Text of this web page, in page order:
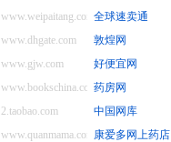
www.weipaitang.com全球速卖通
www.dhgate.com
敦煌网
www.gjw.com
好便宜网
www.bookschina.com药房网
2.taobao.com
中国网库
www.quanmama.com 康爱多网上药店